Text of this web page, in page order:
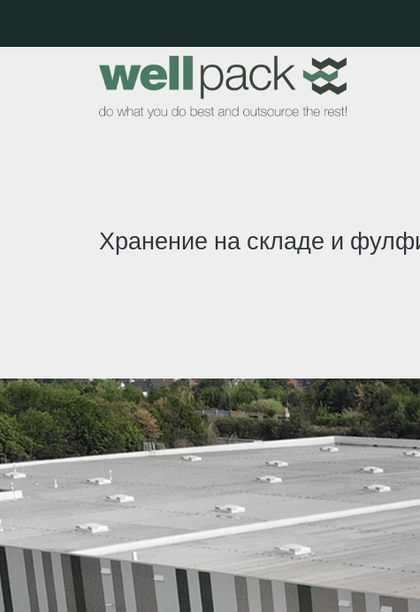
Хранение на складе и